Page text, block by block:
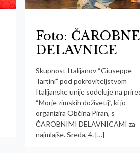
Foto: ČAROBNE
DELAVNICE
Skupnost Italijanov “Giuseppe
Tartini” pod pokroviteljstvom
Italijanske unije sodeluje na
“Morje zimskih doživetij”, ki jo
organizira Občina Piran, s
ČAROBNIMI DELAVNICAMI za
najmlajše. Sreda, 4.[…]